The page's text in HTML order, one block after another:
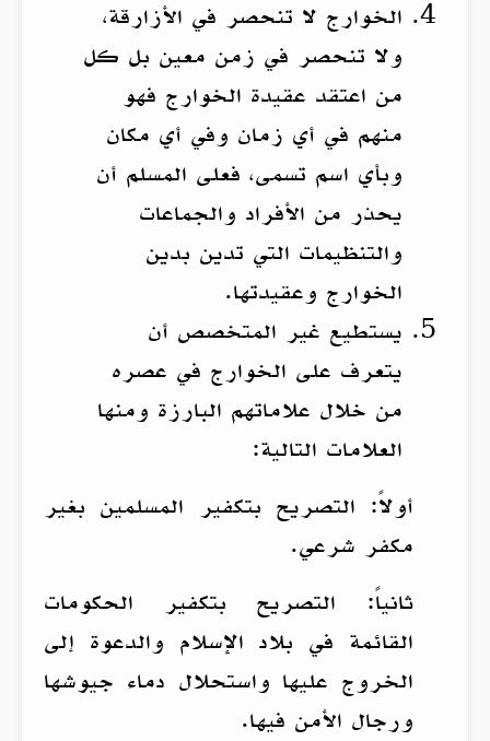
الخوارج لا تنحصر في الأزارقة،
ولا تنحصر في زمن معين بل كل
من اعتقد عقيدة الخوارج فهو
منهم في أي زمان وفي أي مكان
وبأي اسم تسمى، فعلى المسلم أن
يحذر من الأفراد والجماعات
والتنظيمات التي تدين بدين
الخوارج وعقيدتها.
يستطيع غير المتخصص أن
يتعرف على الخوارج في عصره
من خلال علاماتهم البارزة ومنها
العلامات التالية:
أولاً: التصريح بتكفير المسلمين بغير
مكفر شرعي.
ثانياً: التصريح بتكفير الحكومات
القائمة في بلاد الإسلام والدعوة إلى
الخروج عليها واستحلال دماء جيوشها
ورجال الأمن فيها.